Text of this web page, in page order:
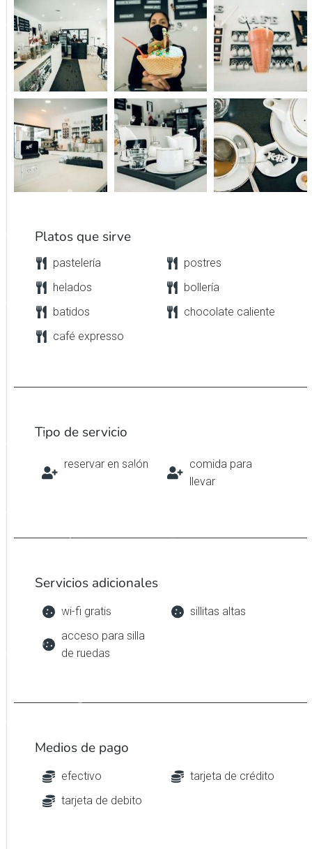
Platos que sirve
pastelería
postres
helados
bollería
batidos
chocolate caliente
café expresso
Tipo de servicio
reservar en salón
comida para
llevar
Servicios adicionales
wi-fi gratis
sillitas altas
acceso para silla
de ruedas
Medios de pago
efectivo
tarjeta de crédito
tarjeta de debito